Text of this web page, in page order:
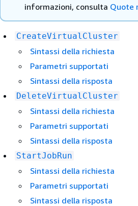
informazioni, consulta Quote
CreateVirtualCluster
Sintassi della richiesta
Parametri supportati
Sintassi della risposta
DeleteVirtualCluster
Sintassi della richiesta
Parametri supportati
Sintassi della risposta
StartJobRun
Sintassi della richiesta
Parametri supportati
Sintassi della risposta